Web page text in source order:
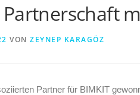
VON ZEYNEP KARAGÖZ
Partner für BIMKIT